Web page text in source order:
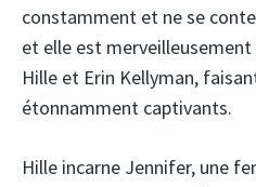
constamment et ne se
et elle est
Hille et Erin Kellyman,
étonnamment captivants.
Hille incarne Jennifer, une